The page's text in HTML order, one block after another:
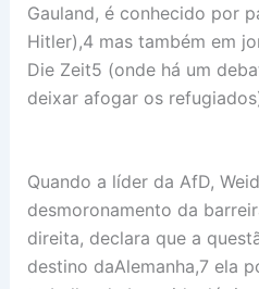
Gauland, é conhecido por
Hitler),4 mas também em
Die Zeit5 (onde há um
deixar afogar os
Quando a líder da AfD,
desmoronamento da
direita, declara que a
destino daAlemanha,7 ela